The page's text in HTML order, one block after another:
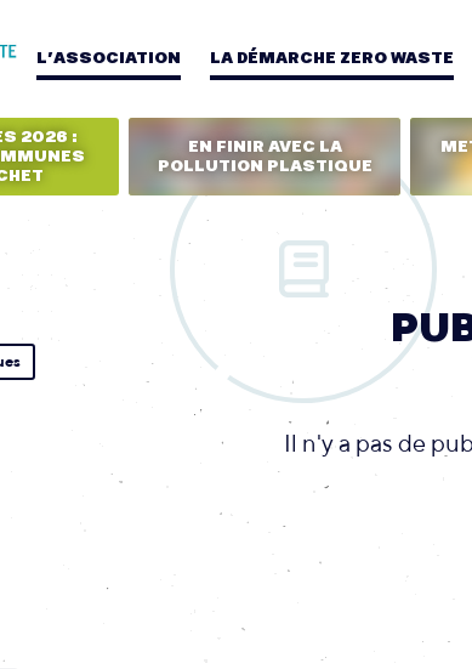
L’ASSOCIATION LA DÉMARCHE ZERO WASTE
2026 :
EN FINIR AVEC LA
POLLUTION PLASTIQUE
Il n'y a pas de